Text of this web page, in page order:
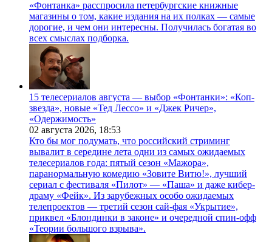
«Фонтанка» расспросила петербургские книжные
магазины о том, какие издания на их полках — самые
дорогие, и чем они интересны. Получилась богатая во
всех смыслах подборка.
15 телесериалов августа — выбор «Фонтанки»: «Коп-
звезда», новые «Тед Лессо» и «Джек Ричер»,
«Одержимость»
02 августа 2026, 18:53
Кто бы мог подумать, что российский стриминг
вывалит в середине лета одни из самых ожидаемых
телесериалов года: пятый сезон «Мажора»,
паранормальную комедию «Зовите Витю!», лучший
сериал с фестиваля «Пилот» — «Паша» и даже кибер-
драму «Фейк». Из зарубежных особо ожидаемых
телепроектов — третий сезон сай-фая «Укрытие»,
приквел «Блондинки в законе» и очередной спин-офф
«Теории большого взрыва».